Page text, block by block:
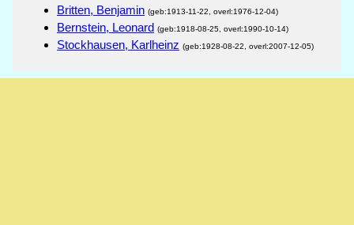
Britten, Benjamin (geb:1913-11-22, overl:1976-12-04)
Bernstein, Leonard (geb:1918-08-25, overl:1990-10-14)
Stockhausen, Karlheinz (geb:1928-08-22, overl:2007-12-05)